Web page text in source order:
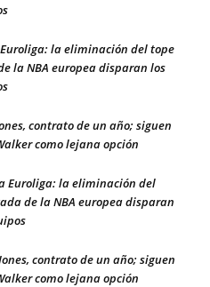
la eliminación del tope
la NBA europea disparan los
contrato de un año; siguen
como lejana opción
Euroliga: la eliminación del
de la NBA europea disparan
contrato de un año; siguen
como lejana opción